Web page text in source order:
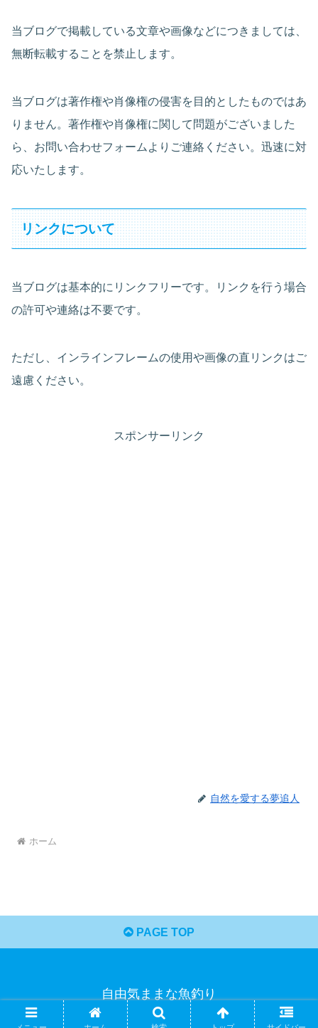
当ブログで掲載している文章や画像などにつきましては、
無断転載することを禁止します。
当ブログは著作権や肖像権の侵害を目的としたものではあ
りません。著作権や肖像権に関して問題がございました
ら、お問い合わせフォームよりご連絡ください。迅速に対
応いたします。
リンクについて
当ブログは基本的にリンクフリーです。リンクを行う場合
の許可や連絡は不要です。
ただし、インラインフレームの使用や画像の直リンクはご
遠慮ください。
スポンサーリンク
自然を愛する夢追人
ホーム
PAGE TOP
自由気ままな魚釣り
© 2021 自由気ままな魚釣り.